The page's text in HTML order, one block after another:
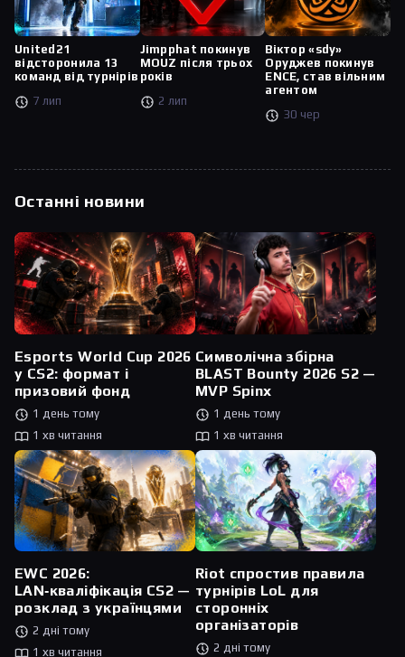
United21
відсторонила 13
команд від турнірів
7 лип
Jimpphat покинув
MOUZ після трьох
років
2 лип
Віктор «sdy»
Оруджев покинув
ENCE, став вільним
агентом
30 чер
Останні новини
Esports World Cup 2026
у CS2: формат і
призовий фонд
1 день тому
1 хв читання
Символічна збірна
BLAST Bounty 2026 S2 —
MVP Spinx
1 день тому
1 хв читання
EWC 2026:
LAN‑кваліфікація CS2 —
розклад з українцями
2 дні тому
1 хв читання
Riot спростив правила
турнірів LoL для
сторонніх
організаторів
2 дні тому